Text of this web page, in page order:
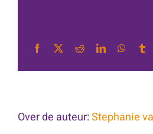
Facebook
X RedditLinkedIn
Over de auteur:Stephanie